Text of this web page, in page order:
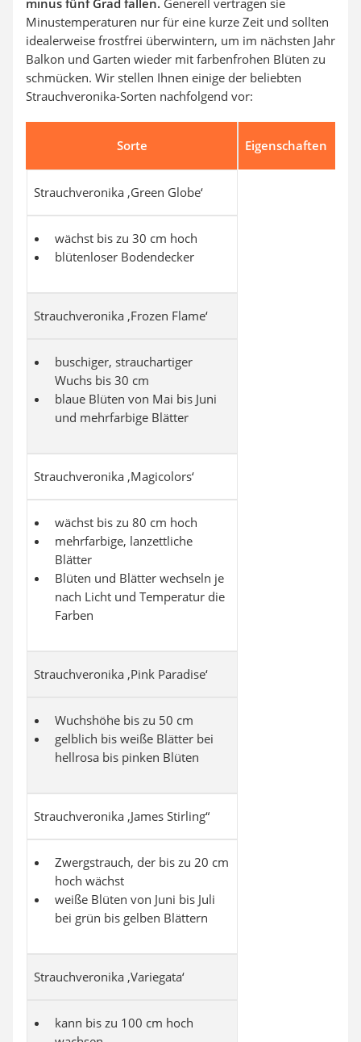
minus fünf Grad fallen. Generell vertragen sie
Minustemperaturen nur für eine kurze Zeit und sollten
idealerweise frostfrei überwintern, um im nächsten Jahr
Balkon und Garten wieder mit farbenfrohen Blüten zu
schmücken. Wir stellen Ihnen einige der beliebten
Strauchveronika-Sorten nachfolgend vor:
Sorte Eigenschaften
Strauchveronika ‚Green Globe‘
wächst bis zu 30 cm hoch
blütenloser Bodendecker
Strauchveronika ‚Frozen Flame‘
buschiger, strauchartiger
Wuchs bis 30 cm
blaue Blüten von Mai bis Juni
und mehrfarbige Blätter
Strauchveronika ‚Magicolors‘
wächst bis zu 80 cm hoch
mehrfarbige, lanzettliche
Blätter
Blüten und Blätter wechseln je
nach Licht und Temperatur die
Farben
Strauchveronika ‚Pink Paradise‘
Wuchshöhe bis zu 50 cm
gelblich bis weiße Blätter bei
hellrosa bis pinken Blüten
Strauchveronika ‚James Stirling“
Zwergstrauch, der bis zu 20 cm
hoch wächst
weiße Blüten von Juni bis Juli
bei grün bis gelben Blättern
Strauchveronika ‚Variegata‘
kann bis zu 100 cm hoch